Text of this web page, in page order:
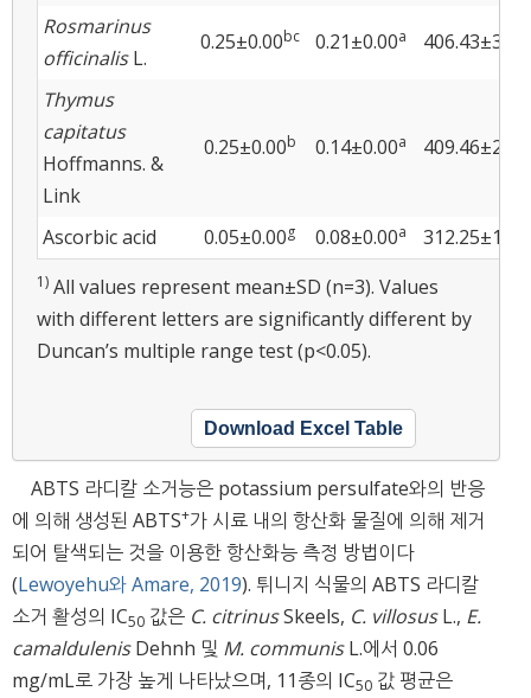
Rosmarinus
officinalisL.
0.25±0.00bc 0.21±0.00a 406.43±3.19
Thymus
capitatus
Hoffmanns. &
Link
0.25±0.00b 0.14±0.00a 409.46±2.11
Ascorbic acid 0.05±0.00g 0.08±0.00a 312.25±1.48
1) All values represent mean±SD (n=3). Values
with different letters are significantly different by
Duncan’s multiple range test (p<0.05).
Download Excel Table
ABTS 라디칼 소거능은 potassium persulfate와의 반응
에 의해 생성된 ABTS+가 시료 내의 항산화 물질에 의해 제거
되어 탈색되는 것을 이용한 항산화능 측정 방법이다
(Lewoyehu와 Amare, 2019). 튀니지 식물의 ABTS 라디칼
소거 활성의 IC50 값은 C. citrinusSkeels, C. villosusL., E.
camaldulenisDehnh 및 M. communisL.에서 0.06
mg/mL로 가장 높게 나타났으며, 11종의 IC50 값 평균은